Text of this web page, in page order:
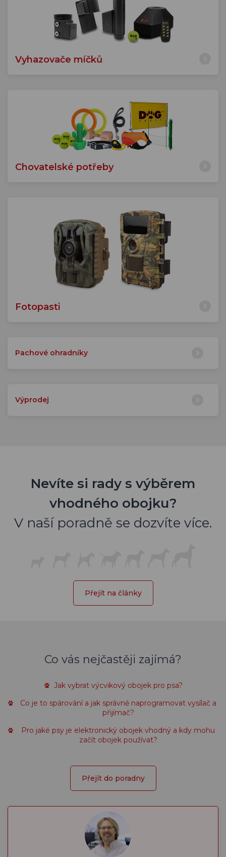
Vyhazovače míčků
Chovatelské potřeby
Fotopasti
Pachové ohradníky
Výprodej
Nevíte si rady s výběrem
vhodného obojku?
V naší poradně se dozvíte více.
Přejít na články
Co vás nejčastěji zajímá?
Jak vybrat výcvikový obojek pro psa?
Co je to spárování a jak správně naprogramovat vysílač a
přijímač?
Pro jaké psy je elektronický obojek vhodný a kdy mohu
začít obojek používat?
Přejít do poradny